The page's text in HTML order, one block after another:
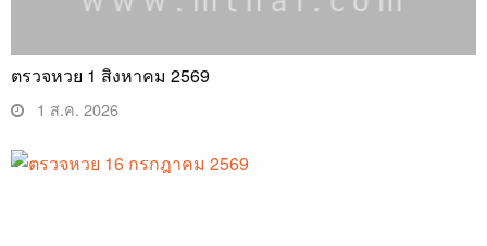
ตรวจหวย 1 สิงหาคม 2569
1 ส.ค. 2026